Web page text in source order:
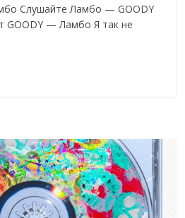
Слушайте Ламбо — GOODY
GOODY — Ламбо Я так не